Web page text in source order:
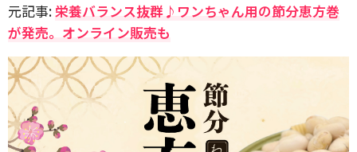
元記事:栄養バランス抜群♪ワンちゃん用の節分恵方巻
が発売。オンライン販売も